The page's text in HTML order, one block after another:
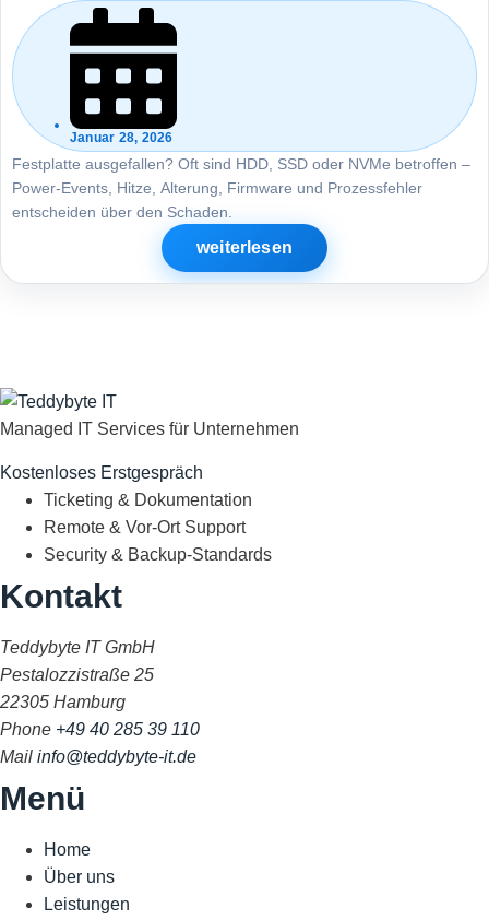
Januar 28, 2026
Festplatte ausgefallen? Oft sind HDD, SSD oder NVMe betroffen –
Power-Events, Hitze, Alterung, Firmware und Prozessfehler
entscheiden über den Schaden.
weiterlesen
Managed IT Services für Unternehmen
Kostenloses Erstgespräch
Ticketing & Dokumentation
Remote & Vor-Ort Support
Security & Backup-Standards
Kontakt
Teddybyte IT GmbH
Pestalozzistraße 25
22305 Hamburg
Phone +49 40 285 39 110
Mail info@teddybyte-it.de
Menü
Home
Über uns
Leistungen